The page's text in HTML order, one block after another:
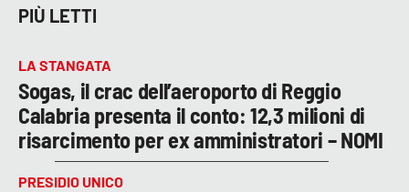
PIÙ LETTI
LA STANGATA
Sogas, il crac dell’aeroporto di Reggio
Calabria presenta il conto: 12,3 milioni di
risarcimento per ex amministratori – NOMI
PRESIDIO UNICO